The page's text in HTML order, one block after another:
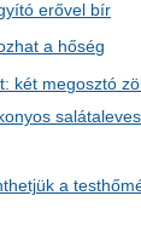
erővel bír
a hőség
két megosztó
a